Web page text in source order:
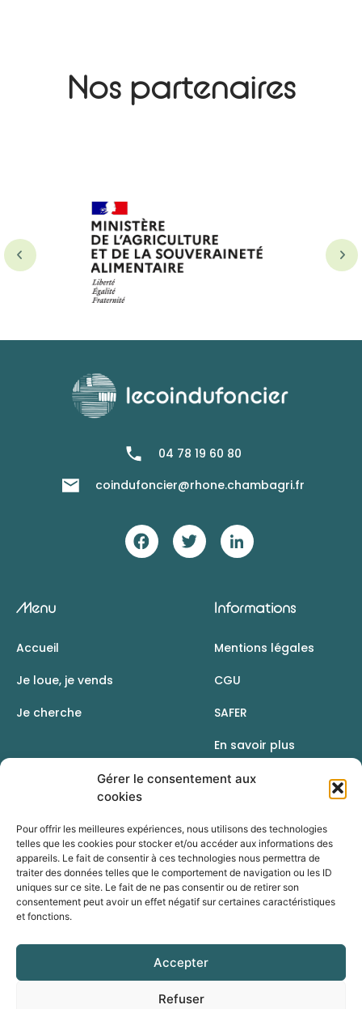
Gérer le consentement aux
cookies
Pour offrir les meilleures expériences, nous utilisons des technologies
telles que les cookies pour stocker et/ou accéder aux informations des
appareils. Le fait de consentir à ces technologies nous permettra de
traiter des données telles que le comportement de navigation ou les ID
uniques sur ce site. Le fait de ne pas consentir ou de retirer son
consentement peut avoir un effet négatif sur certaines caractéristiques
et fonctions.
Accepter
Refuser
Nos partenaires
04 78 19 60 80
coindufoncier@rhone.chambagri.fr
Menu
Accueil
Je loue, je vends
Je cherche
Informations
Mentions légales
CGU
SAFER
En savoir plus
Contact
Une initiative de la Chambre d’agriculture du Rhône